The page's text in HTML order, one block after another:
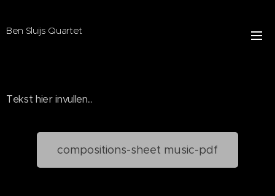
Ben Sluijs Quartet
Tekst hier invullen...
compositions-sheet music-pdf